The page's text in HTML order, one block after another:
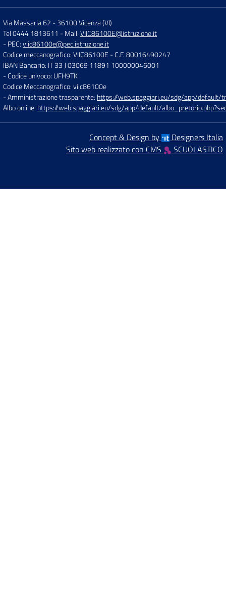
Via Massaria 62 -36100 Vicenza (VI)
Tel 0444 1813611 - Mail:VIIC86100E@istruzione.it
- PEC:viic86100e@pec.istruzione.it
Codice meccanografico: VIIC86100E - C.F. 80016490247
IBAN Bancario: IT 33 J 03069 11891 100000046001
- Codice univoco: UFH9TK
Codice Meccanografico: viic86100e
- Amministrazione trasparente: https://web.spaggiari.eu/sdg/app/default/
Albo online: https://web.spaggiari.eu/sdg/app/default/
Concept & Design by
Designers Italia
Sito web realizzato con CMS
SCUOLASTICO